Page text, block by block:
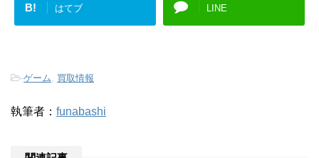
B! はてブ LINE
-ゲーム 買取情報
執筆者： funabashi